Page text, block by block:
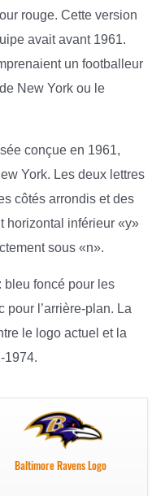
rouge. Cette version
avait avant 1961.
un footballeur
New York ou le
conçue en 1961,
York. Les deux lettres
côtés arrondis et des
horizontal inférieur «y»
sous «n».
bleu foncé pour les
pour l’arrière-plan. La
le logo actuel et la
1974.
Baltimore Ravens Logo